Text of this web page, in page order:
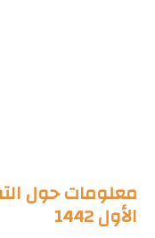
معلومات حول
الأول 1442